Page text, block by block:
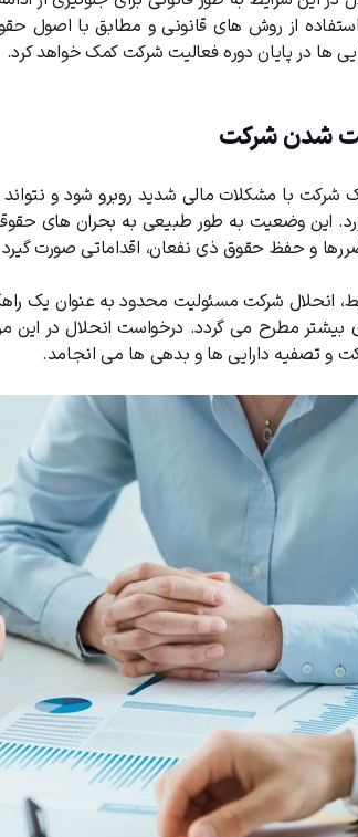
از روش های قانونی و مطابق با اصول
ها در پایان دوره فعالیت شرکت کمک خواهد کرد.
شدن شرکت
شرکت با مشکلات مالی شدید روبرو شود و
این وضعیت به طور طبیعی به بحران های
و حفظ حقوق ذی نفعان، اقداماتی صورت
انحلال شرکت مسئولیت محدود به عنوان یک
بیشتر مطرح می گردد. درخواست انحلال در این
و تصفیه دارایی ها و بدهی ها می انجامد.
ویرایش شماره موبایل
دریافت مجدد کد: 00:59
تایید کد